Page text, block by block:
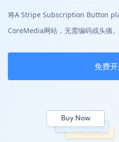
将A Stripe Subscription Button
CoreMedia网站，无需编码或头痛。
免费